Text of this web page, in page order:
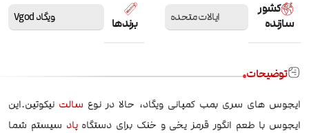
کشور
سازنده
ایالات متحده برندها ویگاد Vgod
توضیحات
ایجوس های سری بمب کمپانی ویگاد، حالا در نوع سالت نیکوتین.این
ایجوس با طعم انگور قرمز یخی و خنک برای دستگاهپاد سیستم شما